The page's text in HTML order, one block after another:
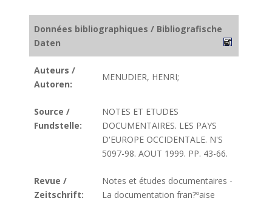
Données bibliographiques / Bibliografische
Daten
Auteurs /
Autoren:
MENUDIER, HENRI;
Source /
Fundstelle:
NOTES ET ETUDES
DOCUMENTAIRES. LES PAYS
D'EUROPE OCCIDENTALE. N'S
5097-98. AOUT 1999. PP. 43-66.
Revue /
Zeitschrift:
Notes et études documentaires -
La documentation fran?ºaise